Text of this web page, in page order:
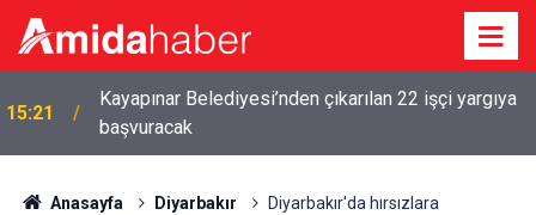
Kayapınar Belediyesi’nden çıkarılan 22 işçi yargıya
başvuracak
14:47
Amedspor’da sıcak saatler: 6 transfer birden
Anasayfa Diyarbakır
Diyarbakır'da hırsızlara